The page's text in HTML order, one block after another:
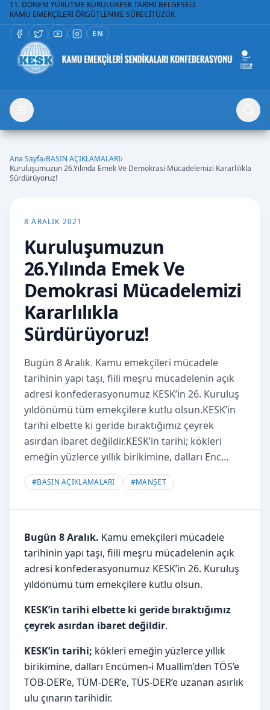
11. DÖNEM YÜRÜTME KURULUKESK TARİHİ BELGESELİ
KAMU EMEKÇİLERİ ÖRGÜTLENME SÜRECİTÜZÜK
EN
Ana Sayfa›BASIN AÇIKLAMALARI›
Kuruluşumuzun 26.Yılında Emek Ve Demokrasi Mücadelemizi Kararlılıkla
Sürdürüyoruz!
8 ARALIK 2021
Kuruluşumuzun
26.Yılında Emek Ve
Demokrasi Mücadelemizi
Kararlılıkla
Sürdürüyoruz!
Bugün 8 Aralık. Kamu emekçileri mücadele
tarihinin yapı taşı, fiili meşru mücadelenin açık
adresi konfederasyonumuz KESK’in 26. Kuruluş
yıldönümü tüm emekçilere kutlu olsun.KESK’in
tarihi elbette ki geride bıraktığımız çeyrek
asırdan ibaret değildir.KESK’in tarihi; kökleri
emeğin yüzlerce yıllık birikimine, dalları Enc…
#BASIN AÇIKLAMALARI #MANŞET
Bugün 8 Aralık. Kamu emekçileri mücadele
tarihinin yapı taşı, fiili meşru mücadelenin açık
adresi konfederasyonumuz KESK’in 26. Kuruluş
yıldönümü tüm emekçilere kutlu olsun.
KESK’in tarihi elbette ki geride bıraktığımız
çeyrek asırdan ibaret değildir.
KESK’in tarihi; kökleri emeğin yüzlerce yıllık
birikimine, dalları Encümen-i Muallim’den TÖS’e
TÖB-DER’e, TÜM-DER’e, TÜS-DER’e uzanan asırlık
ulu çınarın tarihidir.